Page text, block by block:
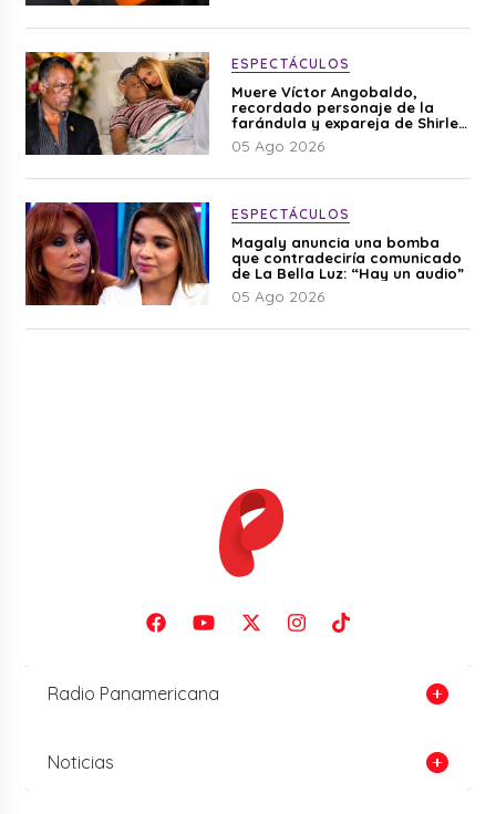
ESPECTÁCULOS
Muere Víctor Angobaldo,
recordado personaje de la
farándula y expareja de Shirley
Cherres
05 Ago 2026
ESPECTÁCULOS
Magaly anuncia una bomba
que contradeciría comunicado
de La Bella Luz: “Hay un audio”
05 Ago 2026
Radio Panamericana
Noticias